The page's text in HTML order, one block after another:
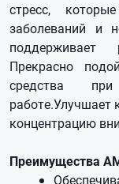
стресс,
заболеваний и
поддерживает
Прекрасно
средства
работе.Улучшает
концентрацию
Преимущества